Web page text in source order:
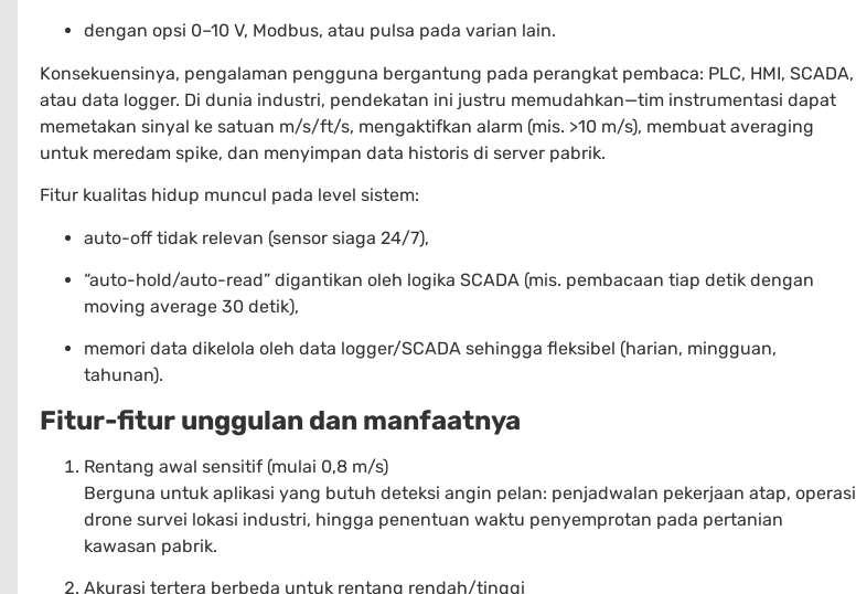
dengan opsi 0–10 V, Modbus, atau pulsa pada varian lain.
Konsekuensinya, pengalaman pengguna bergantung pada perangkat pembaca: PLC, HMI, SCADA,
atau data logger. Di dunia industri, pendekatan ini justru memudahkan—tim instrumentasi dapat
memetakan sinyal ke satuan m/s/ft/s, mengaktifkan alarm (mis. >10 m/s), membuat averaging
untuk meredam spike, dan menyimpan data historis di server pabrik.
Fitur kualitas hidup muncul pada level sistem:
auto-off tidak relevan (sensor siaga 24/7),
“auto-hold/auto-read” digantikan oleh logika SCADA (mis. pembacaan tiap detik dengan
moving average 30 detik),
memori data dikelola oleh data logger/SCADA sehingga fleksibel (harian, mingguan,
tahunan).
Fitur-fitur unggulan dan manfaatnya
Rentang awal sensitif (mulai 0,8 m/s)
Berguna untuk aplikasi yang butuh deteksi angin pelan: penjadwalan pekerjaan atap, operasi
drone survei lokasi industri, hingga penentuan waktu penyemprotan pada pertanian
kawasan pabrik.
Akurasi tertera berbeda untuk rentang rendah/tinggi